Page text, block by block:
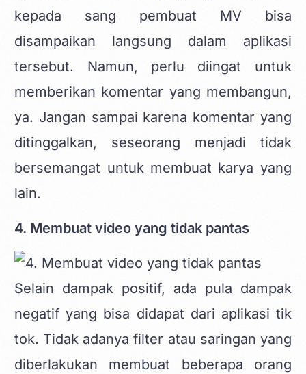
kepada sang pembuat MV bisa
disampaikan langsung dalam aplikasi
tersebut. Namun, perlu diingat untuk
memberikan komentar yang membangun,
ya. Jangan sampai karena komentar yang
ditinggalkan, seseorang menjadi tidak
bersemangat untuk membuat karya yang
lain.
4. Membuat video yang tidak pantas
Selain dampak positif, ada pula dampak
negatif yang bisa didapat dari aplikasi tik
tok. Tidak adanya filter atau saringan yang
diberlakukan membuat beberapa orang